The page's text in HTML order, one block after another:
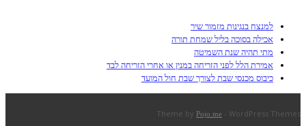
למנצח בנגינות מזמור שיר
אכילה בסוכה בליל שמחת תורה
מתי תהיה שנת השמיטה
אמירת הלל לפני הזריחה במנין או אחרי הזריחה לבד
כיבוס מכנסי שבת לצורך שבת חול המועד
Theme by Pojo.me - WordPress Themes